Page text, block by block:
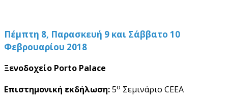
Πέμπτη 8, Παρασκευή 9 και Σάββατο 10
Φεβρουαρίου 2018
Ξενοδοχείο Porto Palace
Επιστημονική εκδήλωση:5ο Σεμινάριο CEEA